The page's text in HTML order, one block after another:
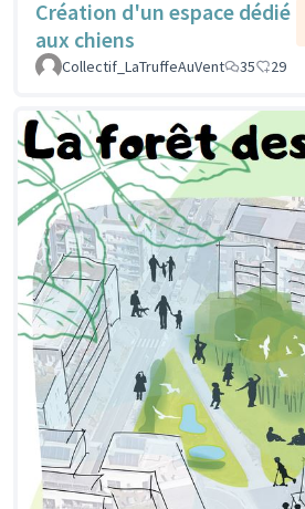
Création d'un espace dédié
aux chiens
Collectif_LaTruffeAuVent
35 29